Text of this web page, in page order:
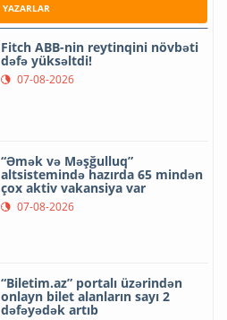
YAZARLAR
Fitch ABB-nin reytinqini növbəti
dəfə yüksəltdi!
07-08-2026
“Əmək və Məşğulluq”
altsistemində hazırda 65 mindən
çox aktiv vakansiya var
07-08-2026
“Biletim.az” portalı üzərindən
onlayn bilet alanların sayı 2
dəfəyədək artıb